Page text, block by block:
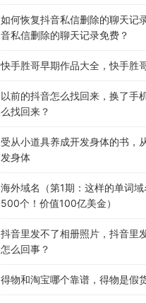
如何恢复抖音私信删除的聊天记
音私信删除的聊天记录免费？
快手胜哥早期作品大全，快手胜
以前的抖音怎么找回来，换了手
么找回来？
受从小道具养成开发身体的书，
发身体
海外域名（第1期：这样的单词
500个！价值100亿美金）
抖音里发不了相册照片，抖音里
怎么回事？
得物和淘宝哪个靠谱，得物是假